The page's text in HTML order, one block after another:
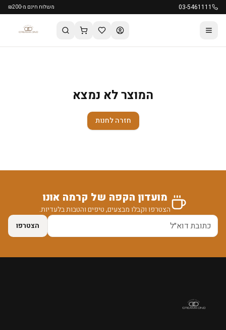
03-5461111 משלוח חינם מ-₪200
המוצר לא נמצא
חזרה לחנות
מועדון הקפה של קרמה אונו
הצטרפו וקבלו מבצעים, טיפים והטבות בלעדיות.
הצטרפו